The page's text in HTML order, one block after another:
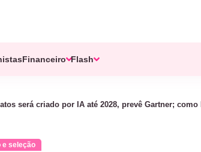
Financeiro Flash
será criado por IA até 2028, prevê Gartner;
e seleção